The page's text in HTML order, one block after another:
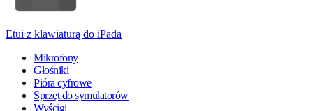
Etui z klawiaturą do iPada
Mikrofony
Głośniki
Pióra cyfrowe
Sprzęt do symulatorów
Wyścigi